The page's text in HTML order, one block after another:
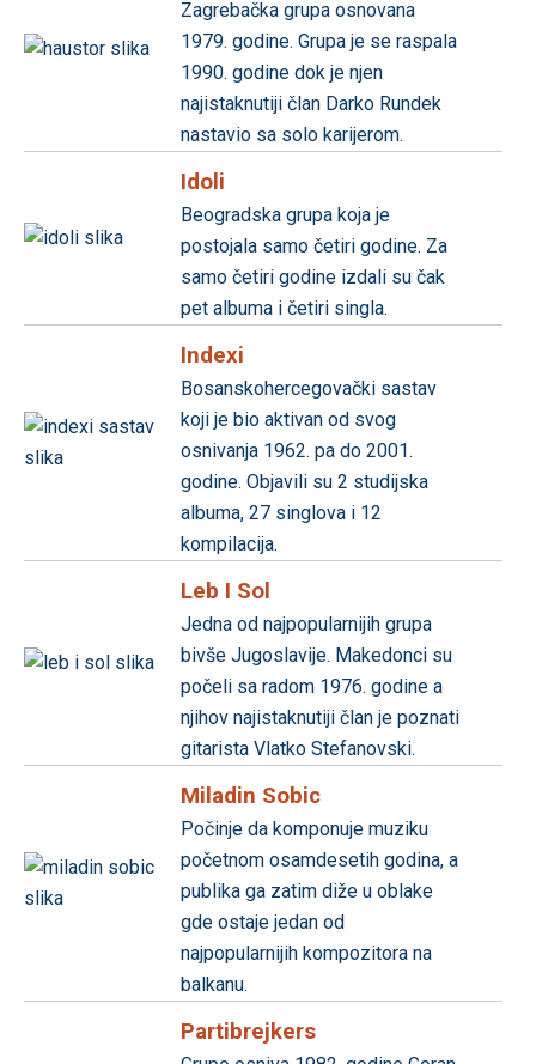
Zagrebačka grupa osnovana
1979. godine. Grupa je se raspala
1990. godine dok je njen
najistaknutiji član Darko Rundek
nastavio sa solo karijerom.
Idoli
Beogradska grupa koja je
postojala samo četiri godine. Za
samo četiri godine izdali su čak
pet albuma i četiri singla.
Indexi
Bosanskohercegovački sastav
koji je bio aktivan od svog
osnivanja 1962. pa do 2001.
godine. Objavili su 2 studijska
albuma, 27 singlova i 12
kompilacija.
Leb I Sol
Jedna od najpopularnijih grupa
bivše Jugoslavije. Makedonci su
počeli sa radom 1976. godine a
njihov najistaknutiji član je poznati
gitarista Vlatko Stefanovski.
Miladin Sobic
Počinje da komponuje muziku
početnom osamdesetih godina, a
publika ga zatim diže u oblake
gde ostaje jedan od
najpopularnijih kompozitora na
balkanu.
Partibrejkers